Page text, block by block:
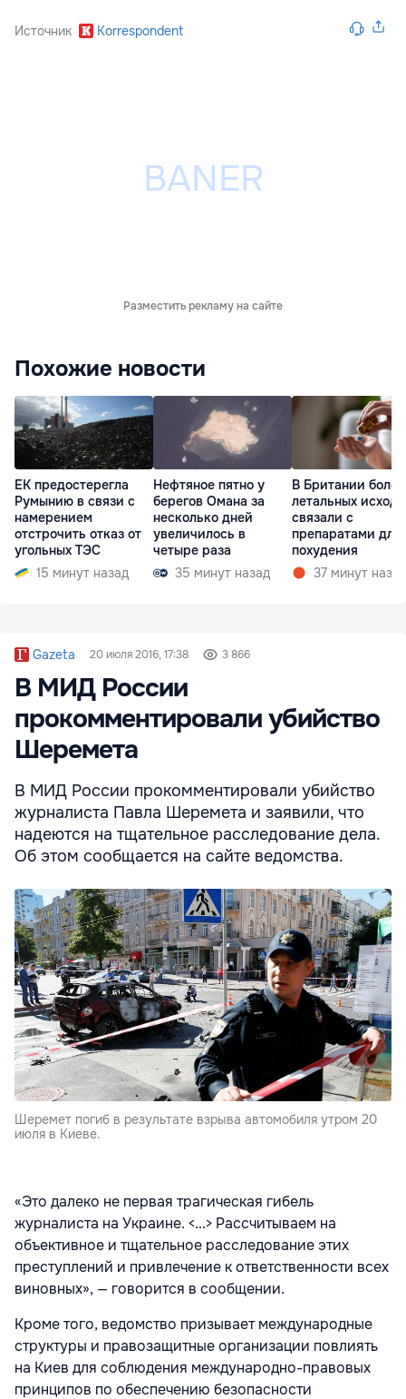
Источник Korrespondent
Разместить рекламу на сайте
Похожие новости
ЕК предостерегла
Румынию в связи с
намерением
отстрочить отказ от
угольных ТЭС
15 минут назад
Нефтяное пятно у
берегов Омана за
несколько дней
увеличилось в
четыре раза
35 минут назад
В Британии
летальных
связали с
препаратами для
похудения
37 минут назад
Gazeta 20 июля 2016, 17:38 3 866
В МИД России
прокомментировали убийство
Шеремета
В МИД России прокомментировали убийство
журналиста Павла Шеремета и заявили, что
надеются на тщательное расследование дела.
Об этом сообщается на сайте ведомства.
Шеремет погиб в результате взрыва автомобиля утром 20
июля в Киеве.
«Это далеко не первая трагическая гибель
журналиста на Украине. <...> Рассчитываем на
объективное и тщательное расследование этих
преступлений и привлечение к ответственности всех
виновных», — говорится в сообщении.
Кроме того, ведомство призывает международные
структуры и правозащитные организации повлиять
на Киев для соблюдения международно-правовых
принципов по обеспечению безопасности